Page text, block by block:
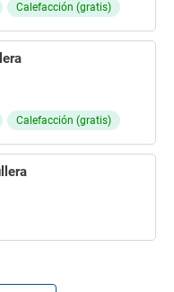
Calefacción (gratis)
Calefacción (gratis)